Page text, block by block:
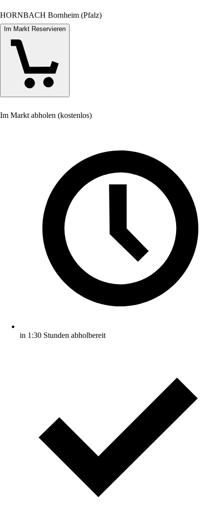
HORNBACH Bornheim (Pfalz)
Im Markt Reservieren
Im Markt abholen (kostenlos)
in 1:30 Stunden abholbereit